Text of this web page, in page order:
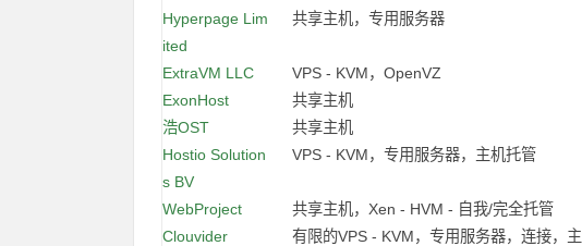
Hyperpage Lim
ited
共享主机，专用服务器
ExtraVM LLC VPS - KVM，OpenVZ
ExonHost
共享主机
浩OST
共享主机
Hostio Solution
s BV
VPS - KVM，专用服务器，主机托管
WebProject 共享主机，Xen - HVM - 自我/完全托管
Clouvider
有限的VPS - KVM，专用服务器，连接，主